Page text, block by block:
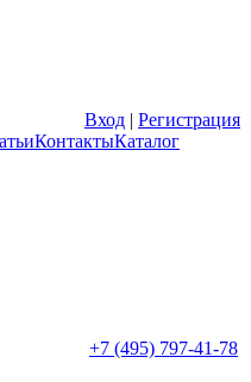
Вход | Регистрация
КонтактыКаталог
+7 (495) 797-41-78